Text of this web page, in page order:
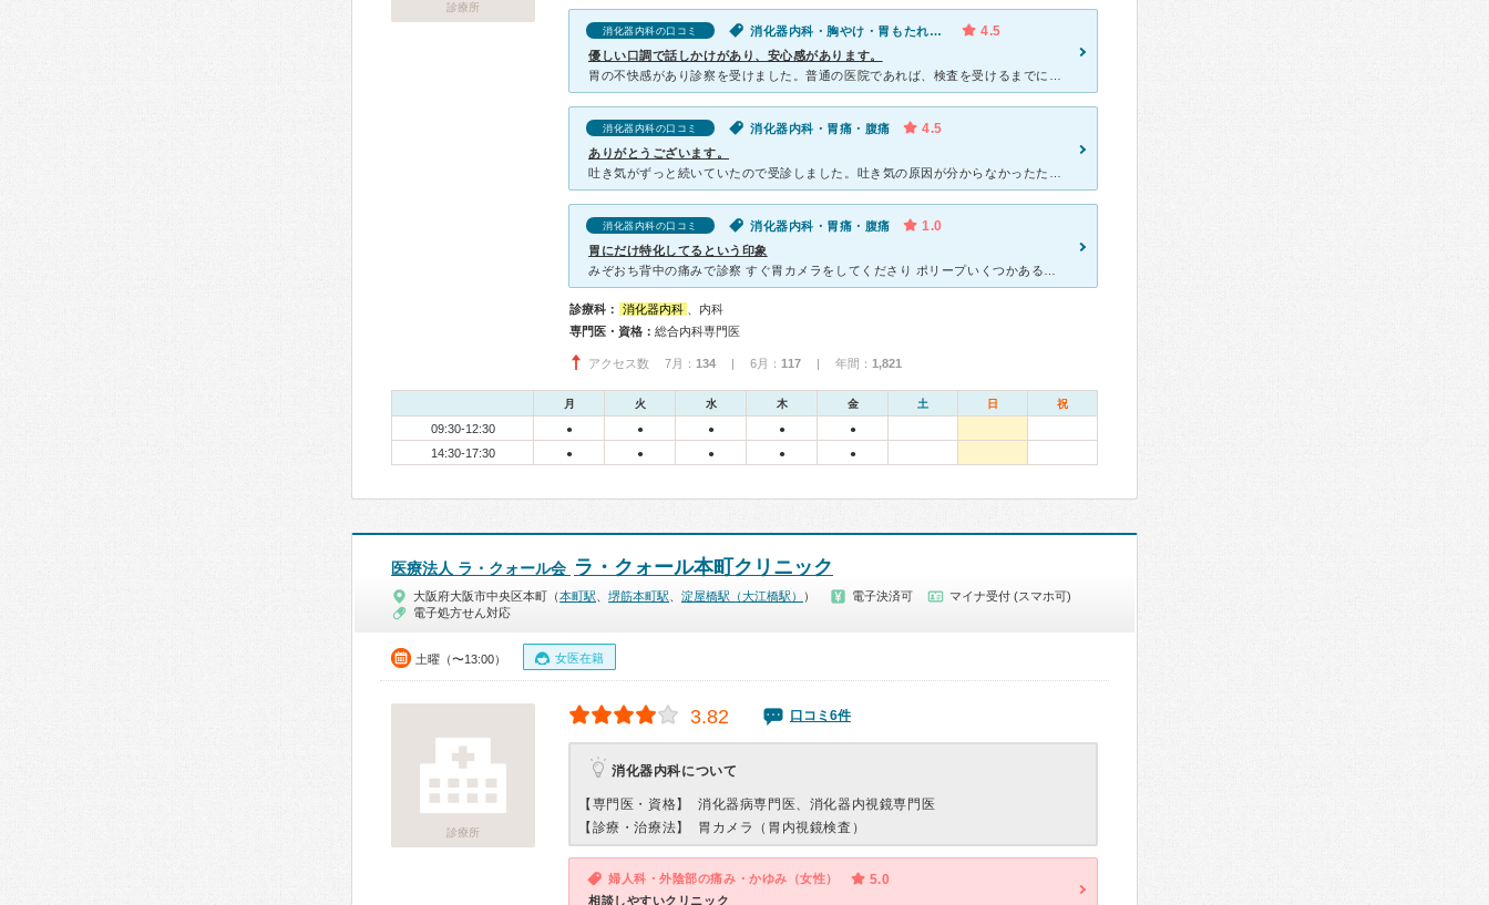
診療所
消化器内科の口コミ 消化器内科・胸やけ・胃もたれ・食欲不振 4.5
優しい口調で話しかけがあり、安心感があります。
消化器内科の口コミ 消化器内科・胃痛・腹痛 4.5
ありがとうございます。
消化器内科の口コミ 消化器内科・胃痛・腹痛 1.0
胃にだけ特化してるという印象
診療科： 消化器内科
、内科
専門医・資格： 総合内科専門医
アクセス数 7月： 134 | 6月： 117 | 年間： 1,821
月 火 水 木 金 土 日 祝
09:30-12:30 ● ● ● ● ●
14:30-17:30 ● ● ● ● ●
医療法人 ラ・クォール会 ラ・クォール本町クリニック
大阪府大阪市中央区本町（本町駅 堺筋本町駅 淀屋橋駅（大江橋駅） ） 電子決済可
マイナ受付 (スマホ可)
電子処方せん対応
土曜（〜13:00） 女医在籍
診療所
3.82 口コミ6件
消化器内科について
【専門医・資格】
消化器病専門医、消化器内視鏡専門医
【診療・治療法】
胃カメラ（胃内視鏡検査）
婦人科・外陰部の痛み・かゆみ（女性） 5.0
相談しやすいクリニック